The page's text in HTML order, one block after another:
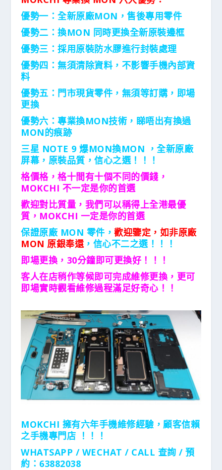
優勢一：全新原廠MON，售後專用零件
優勢二：換MON 同時更換全新原裝邊框
優勢三：採用原裝防水膠進行封裝處理
優勢四：無須清除資料，不影響手機內部資
料
優勢五：門市現貨零件，無須等訂購，即場
更換
優勢六：專業換MON技術，睇唔出有換過
MON的痕跡
三星 NOTE 9 爆MON換MON ，全新原廠
屏幕，原裝品質，信心之選！！！
格價格，格十間有十個不同的價錢，
MOKCHI 不一定是你的首選
歡迎對比質量，我們可以稱得上全港最優
質，MOKCHI 一定是你的首選
保證原廠 MON 零件，歡迎鑒定，如非原廠
MON 原銀奉還，信心不二之選！！！
即場更換，30分鐘即可更換好！！！
客人在店稍作等候即可完成維修更換，更可
即場實時觀看維修過程滿足好奇心！！
MOKCHI 擁有六年手機維修經驗，顧客信賴
之手機專門店 ！！！
WHATSAPP / WECHAT / CALL 查詢 / 預
約：63882038